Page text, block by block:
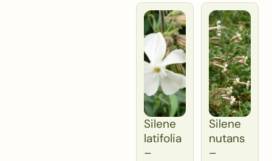
Silene
latifolia
–
Silene
nutans
–